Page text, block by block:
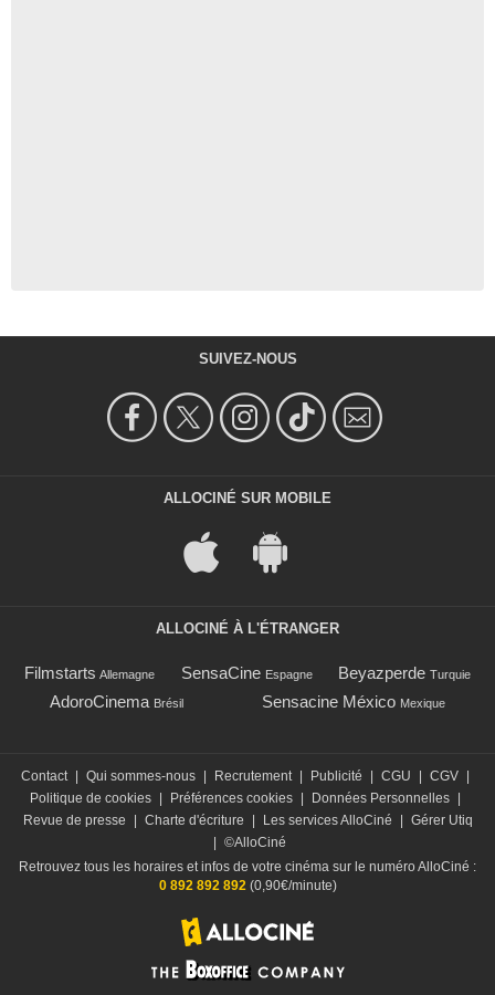
SUIVEZ-NOUS
ALLOCINÉ SUR MOBILE
ALLOCINÉ À L'ÉTRANGER
Filmstarts Allemagne SensaCine Espagne Beyazperde Turquie
AdoroCinema Brésil Sensacine México Mexique
Contact Qui sommes-nous Recrutement Publicité CGU CGV
Politique de cookies
Préférences cookies Données Personnelles
Revue de presse
Charte d'écriture Les services AlloCiné
Gérer Utiq
©AlloCiné
Retrouvez tous les horaires et infos de votre cinéma sur le numéro AlloCiné :
0 892 892 892(0,90€/minute)